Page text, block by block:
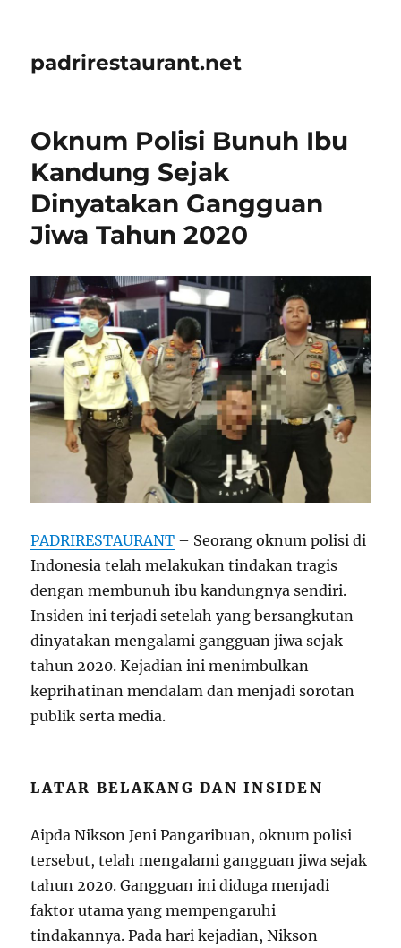
padrirestaurant.net
Oknum Polisi Bunuh Ibu
Kandung Sejak
Dinyatakan Gangguan
Jiwa Tahun 2020
PADRIRESTAURANT – Seorang oknum polisi di
Indonesia telah melakukan tindakan tragis
dengan membunuh ibu kandungnya sendiri.
Insiden ini terjadi setelah yang bersangkutan
dinyatakan mengalami gangguan jiwa sejak
tahun 2020. Kejadian ini menimbulkan
keprihatinan mendalam dan menjadi sorotan
publik serta media.
LATAR BELAKANG DAN INSIDEN
Aipda Nikson Jeni Pangaribuan, oknum polisi
tersebut, telah mengalami gangguan jiwa sejak
tahun 2020. Gangguan ini diduga menjadi
faktor utama yang mempengaruhi
tindakannya. Pada hari kejadian, Nikson